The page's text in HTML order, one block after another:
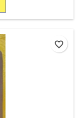
favorite_border